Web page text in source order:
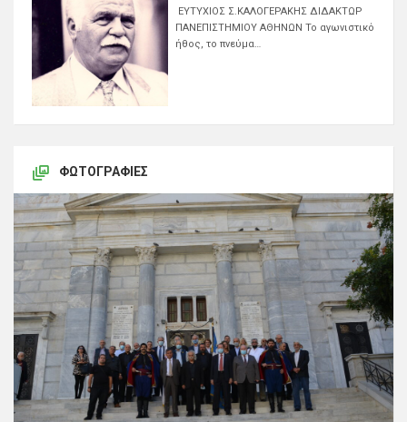
ΕΥΤΥΧΙΟΣ Σ.ΚΑΛΟΓΕΡΑΚΗΣ ΔΙΔΑΚΤΩΡ
ΠΑΝΕΠΙΣΤΗΜΙΟΥ ΑΘΗΝΩΝ Το αγωνιστικό
ήθος, το πνεύμα…
ΦΩΤΟΓΡΑΦΊΕΣ